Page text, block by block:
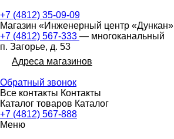
+7 (4812) 35-09-09
Магазин «Инженерный центр «Дункан»
+7 (4812) 567-333 — многоканальный
п. Загорье, д. 53
Адреса магазинов
Обратный звонок
Все контакты Контакты
Каталог товаров Каталог
+7 (4812) 567-888
Меню